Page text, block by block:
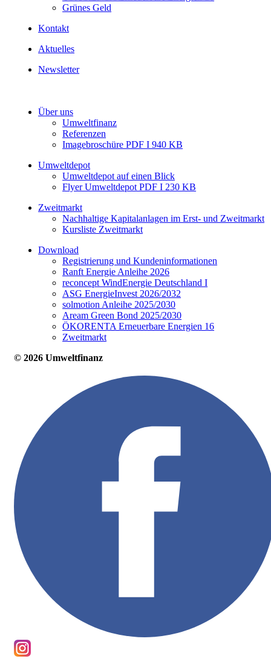
Grünes Geld
Kontakt
Aktuelles
Newsletter
Über uns
Umweltfinanz
Referenzen
Imagebroschüre PDF I 940 KB
Umweltdepot
Umweltdepot auf einen Blick
Flyer Umweltdepot PDF I 230 KB
Zweitmarkt
Nachhaltige Kapitalanlagen im Erst- und Zweitmarkt
Kursliste Zweitmarkt
Download
Registrierung und Kundeninformationen
Ranft Energie Anleihe 2026
reconcept WindEnergie Deutschland I
ASG EnergieInvest 2026/2032
solmotion Anleihe 2025/2030
Aream Green Bond 2025/2030
ÖKORENTA Erneuerbare Energien 16
Zweitmarkt
© 2026 Umweltfinanz